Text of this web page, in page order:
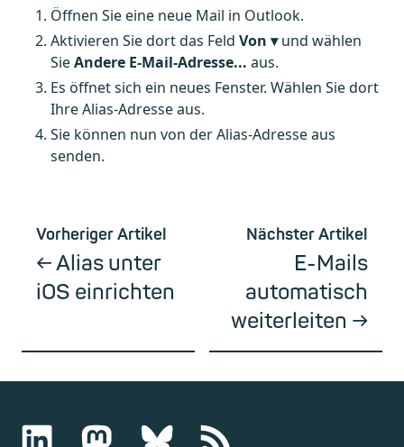
Öffnen Sie eine neue Mail in Outlook.
Aktivieren Sie dort das Feld Von ▾und wählen
SieAndere E-Mail-Adresse... aus.
Es öffnet sich ein neues Fenster. Wählen Sie dort
Ihre Alias-Adresse aus.
Sie können nun von der Alias-Adresse aus
senden.
Vorheriger Artikel
Alias unter
iOS einrichten
Nächster Artikel
E-Mails
automatisch
weiterleiten